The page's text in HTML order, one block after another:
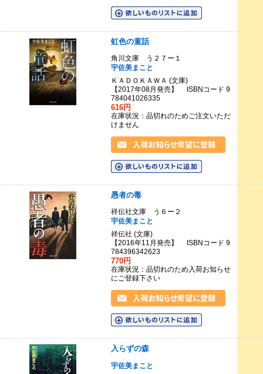
虹色の童話
角川文庫 う２７ー１
宇佐美まこと
ＫＡＤＯＫＡＷＡ (文庫)
【2017年08月発売】 ISBNコード 9
784041026335
616円
在庫状況：品切れのためご注文いただ
けません
愚者の毒
祥伝社文庫 う６ー２
宇佐美まこと
祥伝社 (文庫)
【2016年11月発売】 ISBNコード 9
784396342623
770円
在庫状況：品切れのため入荷お知らせ
にご登録下さい
入らずの森
宇佐美まこと